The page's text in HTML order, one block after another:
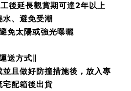
後延長觀賞期可達2年以上
水、避免受潮
免太陽或強光曝曬
運送方式∥
且做好防撞措施後，放入專
宅配箱後出貨